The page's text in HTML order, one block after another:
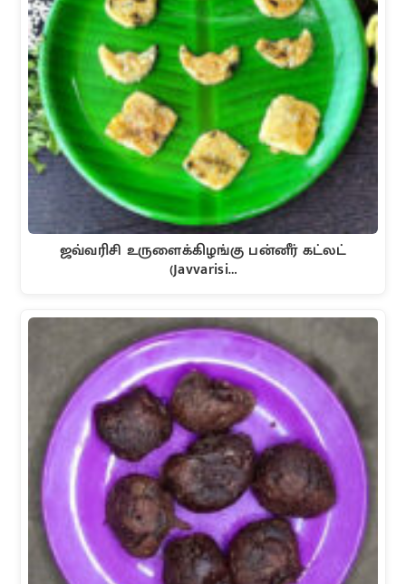
ஜவ்வரிசி உருளைக்கிழங்கு பன்னீர் கட்லட்
(Javvarisi…